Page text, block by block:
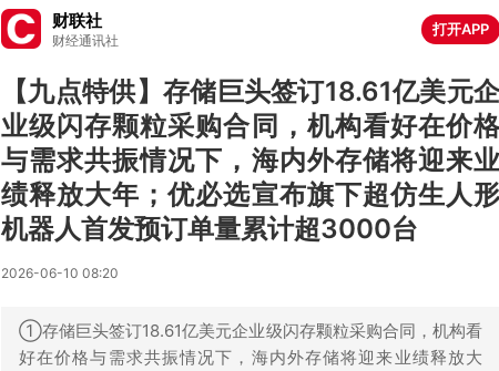
财联社
财经通讯社
打开APP
【九点特供】存储巨头签订18.61亿美元企
业级闪存颗粒采购合同，机构看好在价格
与需求共振情况下，海内外存储将迎来业
绩释放大年；优必选宣布旗下超仿生人形
机器人首发预订单量累计超3000台
2026-06-10 08:20
①存储巨头签订18.61亿美元企业级闪存颗粒采购合同，机构看
好在价格与需求共振情况下，海内外存储将迎来业绩释放大